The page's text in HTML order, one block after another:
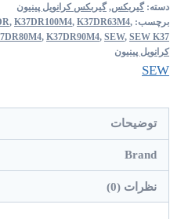
دسته:گیربکس,گیربکس کرانویل پینیون
برچسب:
, K37DR100M4, K37DR63M4,
, K37DR90M4, SEW, SEW K37
کرانویل پینیون
SEW
توضیحات
Brand
نظرات (0)